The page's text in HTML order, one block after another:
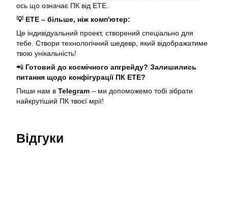
ось що означає ПК від ЕТЕ.
💡 ЕТЕ – більше, ніж комп'ютер:
Це індивідуальний проект, створений спеціально для
тебе. Створи технологічний шедевр, який відображатиме
твою унікальність!
📲 Готовий до космічного апгрейду? Залишились
питання щодо конфігурації ПК ETE?
Пиши нам в Telegram – ми допоможемо тобі зібрати
найкрутіший ПК твоєї мрії!
Відгуки